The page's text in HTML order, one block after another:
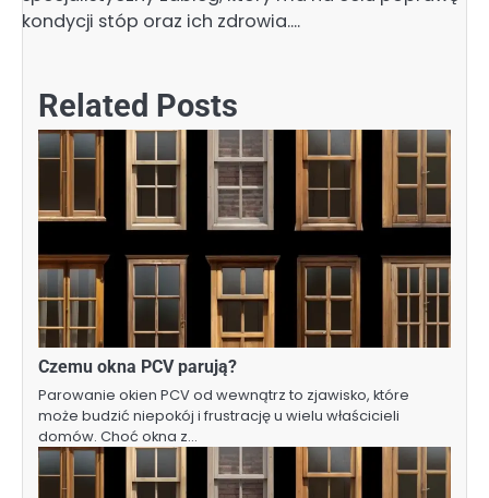
kondycji stóp oraz ich zdrowia.…
Related Posts
Czemu okna PCV parują?
Parowanie okien PCV od wewnątrz to zjawisko, które
może budzić niepokój i frustrację u wielu właścicieli
domów. Choć okna z…